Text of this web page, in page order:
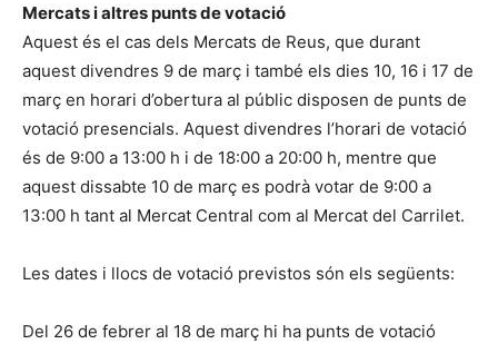
Mercats i altres punts de votació
Aquest és el cas dels Mercats de Reus, que durant
aquest divendres 9 de març i també els dies 10, 16 i 17 de
març en horari d’obertura al públic disposen de punts de
votació presencials. Aquest divendres l’horari de votació
és de 9:00 a 13:00 h i de 18:00 a 20:00 h, mentre que
aquest dissabte 10 de març es podrà votar de 9:00 a
13:00 h tant al Mercat Central com al Mercat del Carrilet.
Les dates i llocs de votació previstos són els següents:
Del 26 de febrer al 18 de març hi ha punts de votació